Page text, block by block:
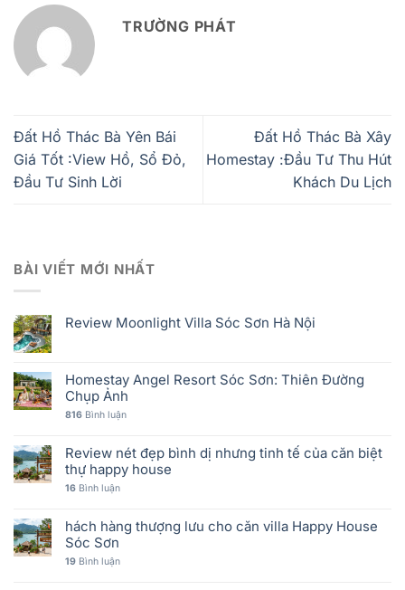
TRƯỜNG PHÁT
Đất Hồ Thác Bà Yên Bái
Giá Tốt :View Hồ, Sổ Đỏ,
Đầu Tư Sinh Lời
Đất Hồ Thác Bà Xây
Homestay :Đầu Tư Thu Hút
Khách Du Lịch
BÀI VIẾT MỚI NHẤT
Review Moonlight Villa Sóc Sơn Hà Nội
Homestay Angel Resort Sóc Sơn: Thiên Đường
Chụp Ảnh
816 Bình luận
Review nét đẹp bình dị nhưng tinh tế của căn biệt
thự happy house
16 Bình luận
hách hàng thượng lưu cho căn villa Happy House
Sóc Sơn
19 Bình luận